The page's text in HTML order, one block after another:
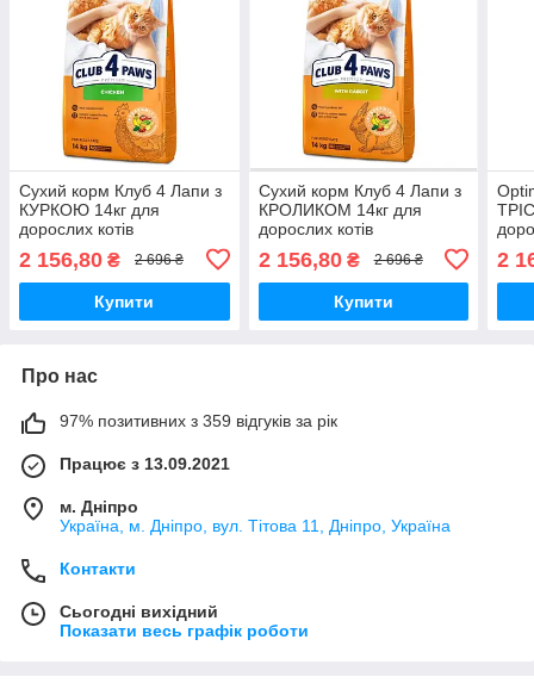
Сухий корм Клуб 4 Лапи з
КУРКОЮ 14кг для
дорослих котів
2 156,80 ₴ 2 696 ₴
Купити
Сухий корм Клуб 4 Лапи з
КРОЛИКОМ 14кг для
дорослих котів
2 156,80₴ 2 696 ₴
Купити
2
Про нас
97% позитивних з 359 відгуків за рік
Працює з 13.09.2021
м. Дніпро
Україна, м. Дніпро, вул. Тітова 11, Дніпро, Україна
Контакти
Сьогодні вихідний
Показати весь графік роботи